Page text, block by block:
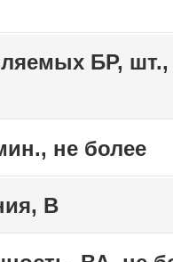
БР, шт.,
не более
В